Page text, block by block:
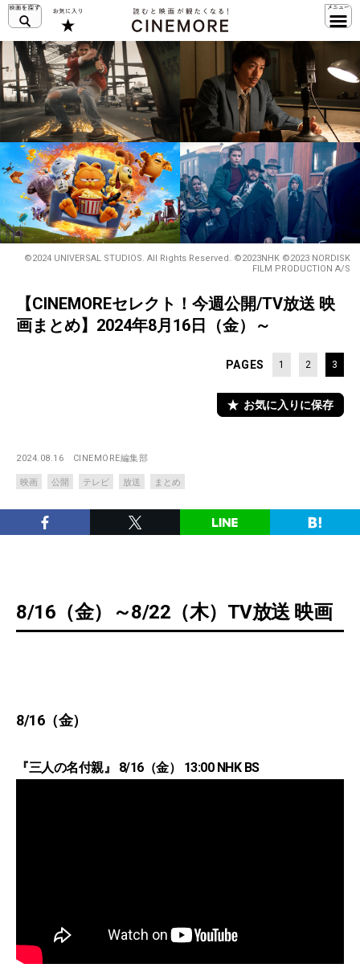
©2024 UNIVERSAL STUDIOS. All Rights Reserved. ©2023NHK ©2023 NORDISK
FILM PRODUCTION A/S
【CINEMOREセレクト！今週公開/TV放送 映
画まとめ】2024年8月16日（金）～
PAGES 1 2 3
お気に入りに保存
2024.08.16 CINEMORE編集部
映画 公開 テレビ 放送 まとめ
8/16（金）～8/22（木）TV放送 映画
8/16（金）
『三人の名付親』 8/16（金） 13:00 NHK BS